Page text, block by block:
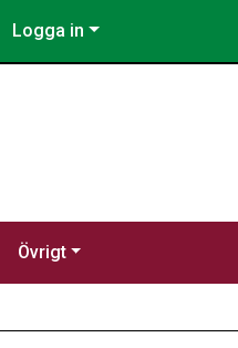
Logga in
Övrigt